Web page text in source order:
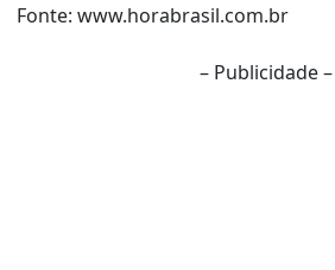
Fonte: www.horabrasil.com.br
– Publicidade –